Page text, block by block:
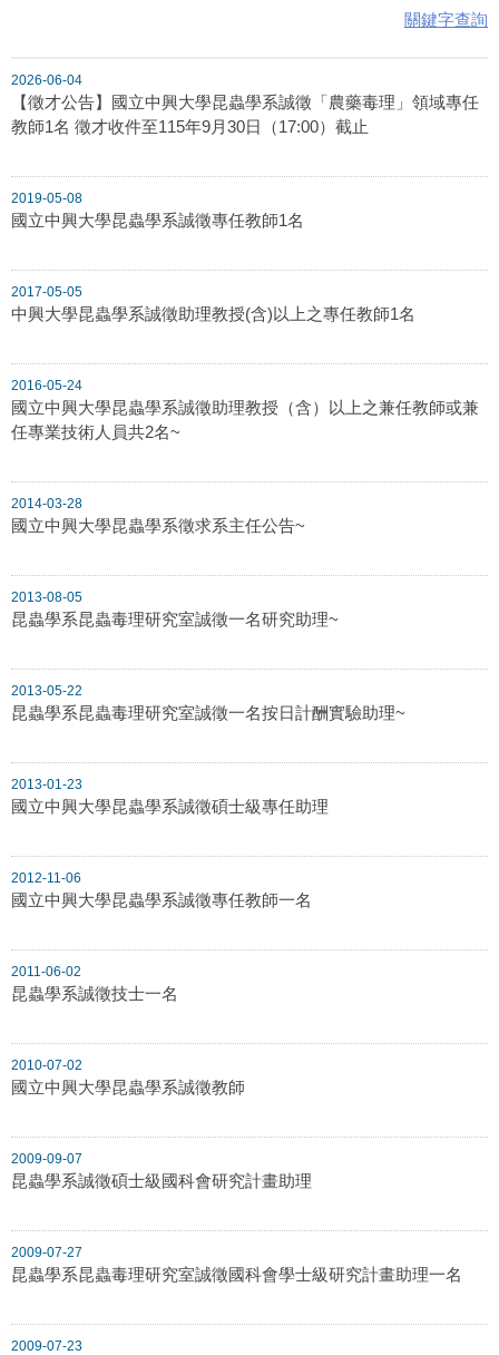
關鍵字查詢
2026-06-04
【徵才公告】國立中興大學昆蟲學系誠徵「農藥毒理」領域專任
教師1名 徵才收件至115年9月30日（17:00）截止
2019-05-08
國立中興大學昆蟲學系誠徵專任教師1名
2017-05-05
中興大學昆蟲學系誠徵助理教授(含)以上之專任教師1名
2016-05-24
國立中興大學昆蟲學系誠徵助理教授（含）以上之兼任教師或兼
任專業技術人員共2名~
2014-03-28
國立中興大學昆蟲學系徵求系主任公告~
2013-08-05
昆蟲學系昆蟲毒理研究室誠徵一名研究助理~
2013-05-22
昆蟲學系昆蟲毒理研究室誠徵一名按日計酬實驗助理~
2013-01-23
國立中興大學昆蟲學系誠徵碩士級專任助理
2012-11-06
國立中興大學昆蟲學系誠徵專任教師一名
2011-06-02
昆蟲學系誠徵技士一名
2010-07-02
國立中興大學昆蟲學系誠徵教師
2009-09-07
昆蟲學系誠徵碩士級國科會研究計畫助理
2009-07-27
昆蟲學系昆蟲毒理研究室誠徵國科會學士級研究計畫助理一名
2009-07-23